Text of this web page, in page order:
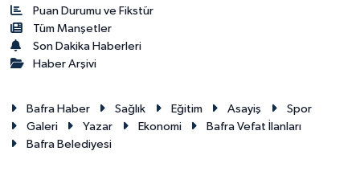
Puan Durumu ve Fikstür
Tüm Manşetler
Son Dakika Haberleri
Haber Arşivi
Bafra Haber Sağlık Eğitim Asayiş
Spor
Galeri
Yazar Ekonomi
Bafra Vefat İlanları
Bafra Belediyesi